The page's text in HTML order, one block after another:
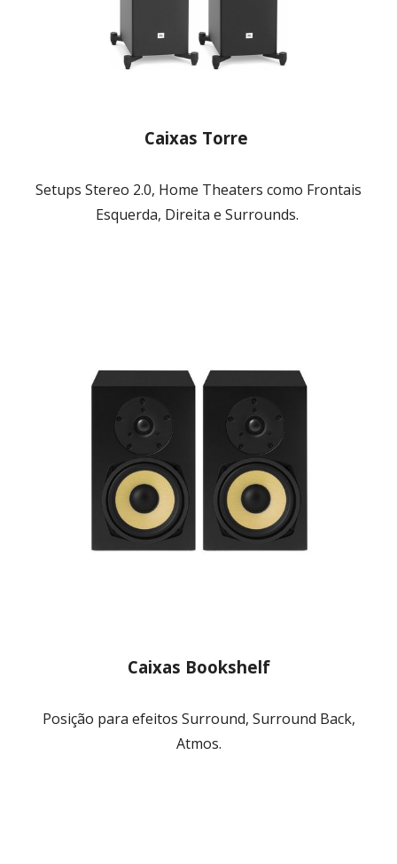
Caixas Torre
Setups Stereo 2.0, Home Theaters como Frontais
Esquerda, Direita e Surrounds.
Caixas Bookshelf
Posição para efeitos Surround, Surround Back,
Atmos.